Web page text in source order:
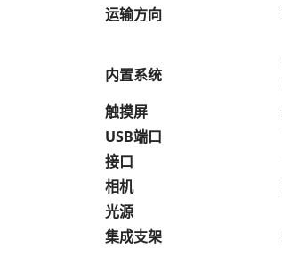
运输方向
内置系统
触摸屏
USB端口
接口
相机
光源
集成支架